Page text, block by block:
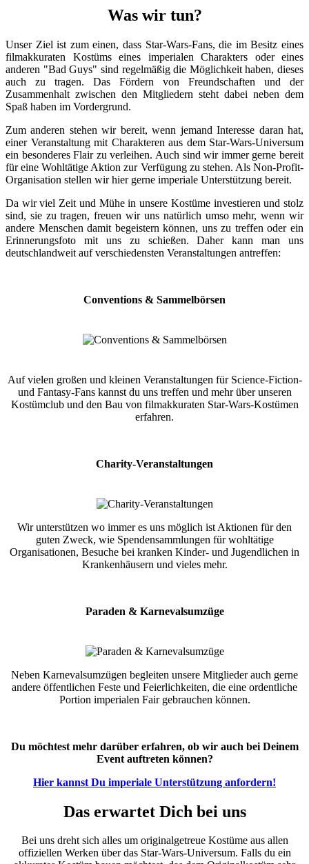
Was wir tun?
Unser Ziel ist zum einen, dass Star-Wars-Fans, die im Besitz eines
filmakkuraten Kostüms eines imperialen Charakters oder eines
anderen "Bad Guys" sind regelmäßig die Möglichkeit haben, dieses
auch zu tragen. Das Fördern von Freundschaften und der
Zusammenhalt zwischen den Mitgliedern steht dabei neben dem
Spaß haben im Vordergrund.
Zum anderen stehen wir bereit, wenn jemand Interesse daran hat,
einer Veranstaltung mit Charakteren aus dem Star-Wars-Universum
ein besonderes Flair zu verleihen. Auch sind wir immer gerne bereit
für eine Wohltätige Aktion zur Verfügung zu stehen. Als Non-Profit-
Organisation stellen wir hier gerne imperiale Unterstützung bereit.
Da wir viel Zeit und Mühe in unsere Kostüme investieren und stolz
sind, sie zu tragen, freuen wir uns natürlich umso mehr, wenn wir
andere Menschen damit begeistern können, uns zu treffen oder ein
Erinnerungsfoto mit uns zu schießen. Daher kann man uns
deutschlandweit auf verschiedensten Veranstaltungen antreffen:
Conventions & Sammelbörsen
Auf vielen großen und kleinen Veranstaltungen für Science-Fiction-
und Fantasy-Fans kannst du uns treffen und mehr über unseren
Kostümclub und den Bau von filmakkuraten Star-Wars-Kostümen
erfahren.
Charity-Veranstaltungen
Wir unterstützen wo immer es uns möglich ist Aktionen für den
guten Zweck, wie Spendensammlungen für wohltätige
Organisationen, Besuche bei kranken Kinder- und Jugendlichen in
Krankenhäusern und vieles mehr.
Paraden & Karnevalsumzüge
Neben Karnevalsumzügen begleiten unsere Mitglieder auch gerne
andere öffentlichen Feste und Feierlichkeiten, die eine ordentliche
Portion imperialen Fair gebrauchen können.
Du möchtest mehr darüber erfahren, ob wir auch bei Deinem
Event auftreten können?
Hier kannst Du imperiale Unterstützung anfordern!
Das erwartet Dich bei uns
Bei uns dreht sich alles um originalgetreue Kostüme aus allen
offiziellen Werken über das Star-Wars-Universum. Falls du ein